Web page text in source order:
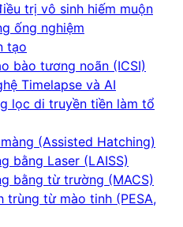
trị vô sinh hiếm muộn
ống nghiệm
tạo
bào tương noãn (ICSI)
Timelapse và AI
lọc di truyền tiền làm tổ
(Assisted Hatching)
bằng Laser (LAISS)
bằng từ trường (MACS)
trùng từ mào tinh (PESA,